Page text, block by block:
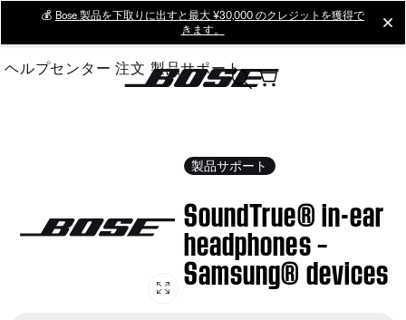
Main
💰 Bose 製品を下取りに出すと最大 ¥30,000 のクレジットを獲得で
きます。
ヘルプセンター 注文 製品サポート
製品サポート
SoundTrue® in-ear
headphones –
Samsung® devices